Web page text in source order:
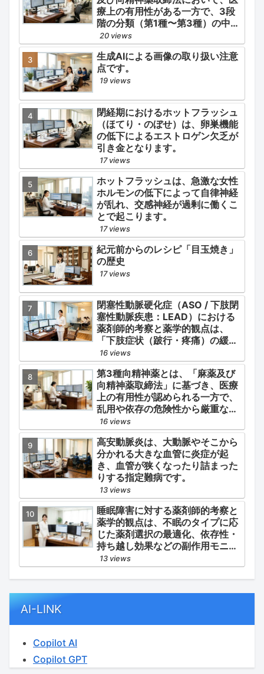
療上の有用性がある一方で、3段
階の分類（第1種〜第3種）の中で
最も医療用としての濫用の危険性
が高く、有害作用が強いとされる
医薬品です。
20 views
生成AIによる画像の取り扱い注意
点です。
19 views
閉経期におけるホットフラッシュ
（ほてり・のぼせ）は、卵巣機能
の低下によるエストロゲン欠乏が
引き金となります。
17 views
ホットフラッシュは、急激な女性
ホルモンの低下によって自律神経
が乱れ、交感神経が過剰に働くこ
とで起こります。
17 views
紀元前からのレシピ「目玉焼き」
の歴史
17 views
閉塞性動脈硬化症（ASO / 下肢閉
塞性動脈疾患：LEAD）における
薬剤師的考察と薬学的観点は、
「下肢症状（跛行・疼痛）の緩
和」と「全身性動脈硬化による脳
心血管イベント（脳梗塞・心筋梗
塞）の二次予防」の2軸を同時に
管理することにあります。
16 views
第3種向精神薬とは、「麻薬及び
向精神薬取締法」に基づき、医療
上の有用性が認められる一方で、
乱用や依存の危険性から厳重な管
理・規制が必要とされる薬物のう
ち、第1種・第2種よりも比較的リ
スクが低いと判断されて指定され
ている医薬品の分類です。
16 views
高安動脈炎は、大動脈やそこから
分かれる大きな血管に炎症が起
き、血管が狭くなったり詰まった
りする指定難病です。
13 views
睡眠障害に対する薬剤師的考察と
薬学的観点は、不眠のタイプに応
じた薬剤選択の最適化、依存性・
持ち越し効果などの副作用モニタ
リング、そして生活習慣（睡眠衛
生）の改善支援にあります。
13 views
AI-LINK
Copilot AI
Copilot GPT